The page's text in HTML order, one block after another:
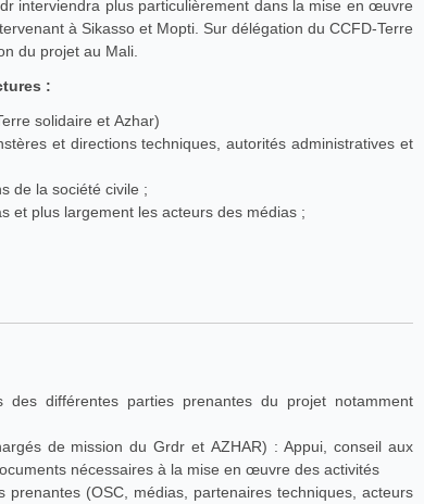
interviendra plus particulièrement dans la mise en œuvre
à Sikasso et Mopti. Sur délégation du CCFD-Terre
du projet au Mali.
:
solidaire et Azhar)
et directions techniques, autorités administratives et
de la société civile ;
et plus largement les acteurs des médias ;
différentes parties prenantes du projet notamment
de mission du Grdr et AZHAR) : Appui, conseil aux
nécessaires à la mise en œuvre des activités
(OSC, médias, partenaires techniques, acteurs